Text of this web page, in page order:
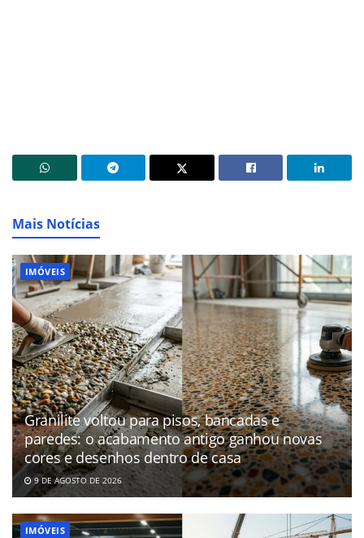
Mais Notícias
IMÓVEIS
Granilite voltou para pisos, bancadas e
paredes: o acabamento antigo ganhou novas
cores e desenhos dentro de casa
9 DE AGOSTO DE 2026
IMÓVEIS